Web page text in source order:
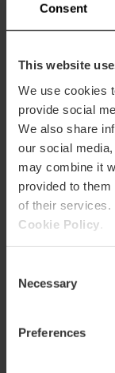
Consent
This website
We use cookies
provide social
We also share
our social
may combine it
provided to
of their services.
Cookie Policy
Selection
Necessary
Preferences
Op
Ciudad de
een markt
en het
verzamel-
kunt er
boeken,